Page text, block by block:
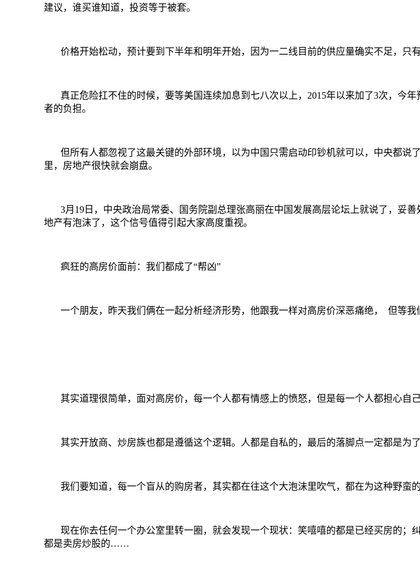
建议，谁买谁知道，投资等于被套。
价格开始松动，预计要到下半年和明年开始，因为一二线目前的供应量确实不足，只
真正危险扛不住的时候，要等美国连续加息到七八次以上， 2015年以来加了3次，今年
者的负担。
但所有人都忽视了这最关键的外部环境，以为中国只需启动印钞机就可以，中央都说
里，房地产很快就会崩盘。
3月 19 日，中央政治局常委、国务院副总理张高丽在中国发展高层论坛上就说了，妥
地产有泡沫了，这个信号值得引起大家高度重视。
疯狂的高房价面前：我们都成了“帮凶”
一个朋友，昨天我们俩在一起分析经济形势，他跟我一样对高房价深恶痛绝， 但等我
其实道理很简单，面对高房价，每一个人都有情感上的愤怒，但是每一个人都担心自
其实开放商、炒房族也都是遵循这个逻辑。人都是自私的，最后的落脚点一定都是为了
我们要知道，每一个盲从的购房者，其实都在往这个大泡沫里吹气，都在为这种野蛮
现在你去任何一个办公室里转一圈，就会发现一个现状：笑嘻嘻的都是已经买房的
都是卖房炒股的……